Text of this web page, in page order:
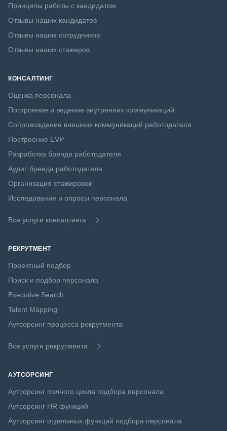
Принципы работы с кандидатом
Отзывы наших кандидатов
Отзывы наших сотрудников
Отзывы наших стажеров
КОНСАЛТИНГ
Оценка персонала
Построение и ведение внутренних коммуникаций
Сопровождение внешних коммуникаций работодателя
Построение EVP
Разработка бренда работодателя
Аудит бренда работодателя
Организация стажировок
Исследования и опросы персонала
Все услуги консалтинга
РЕКРУТМЕНТ
Проектный подбор
Поиск и подбор персонала
Executive Search
Talent Mapping
Аутсорсинг процесса рекрутмента
Все услуги рекрутмента
АУТСОРСИНГ
Аутсорсинг полного цикла подбора персонала
Аутсорсинг HR функций
Аутсорсинг отдельных функций подбора персонала